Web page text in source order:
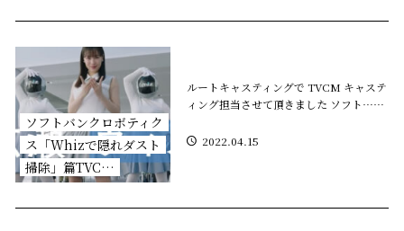
ソフトバンクロボティク
ス「Whizで隠れダスト
掃除」篇TVC…
ルートキャスティングで TVCM キャステ
ィング担当させて頂きました ソフト……
2022.04.15